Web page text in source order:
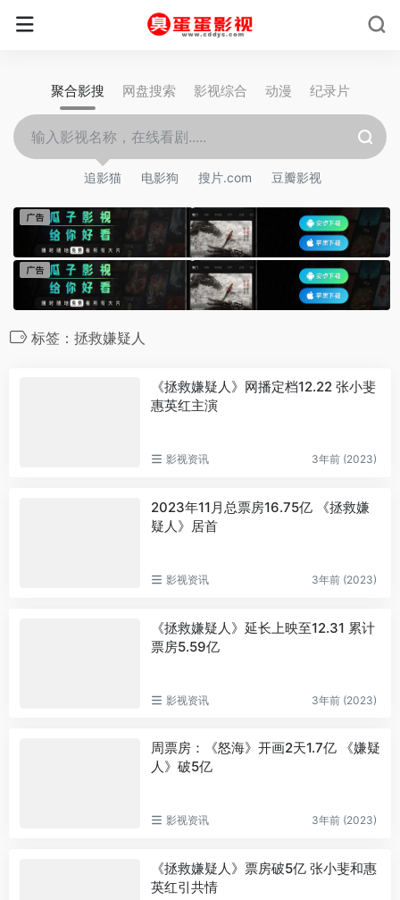
聚合影搜 网盘搜索 影视综合 动漫 纪录片
追影猫 电影狗 搜片.com 豆瓣影视
标签：拯救嫌疑人
《拯救嫌疑人》网播定档12.22 张小斐
惠英红主演
影视资讯 3年前 (2023)
2023年11月总票房16.75亿 《拯救嫌
疑人》居首
影视资讯 3年前 (2023)
《拯救嫌疑人》延长上映至12.31 累计
票房5.59亿
影视资讯 3年前 (2023)
周票房：《怒海》开画2天1.7亿 《嫌疑
人》破5亿
影视资讯 3年前 (2023)
《拯救嫌疑人》票房破5亿 张小斐和惠
英红引共情